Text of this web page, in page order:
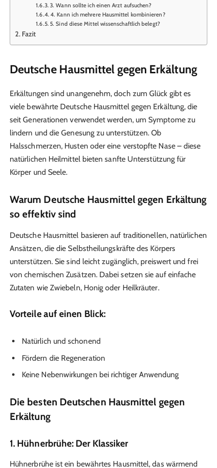
3. Wann sollte ich einen Arzt aufsuchen?
4. Kann ich mehrere Hausmittel kombinieren?
5. Sind diese Mittel wissenschaftlich belegt?
Fazit
Deutsche Hausmittel gegen Erkältung
Erkältungen sind unangenehm, doch zum Glück gibt es
viele bewährte Deutsche Hausmittel gegen Erkältung, die
seit Generationen verwendet werden, um Symptome zu
lindern und die Genesung zu unterstützen. Ob
Halsschmerzen, Husten oder eine verstopfte Nase – diese
natürlichen Heilmittel bieten sanfte Unterstützung für
Körper und Seele.
Warum Deutsche Hausmittel gegen Erkältung
so effektiv sind
Deutsche Hausmittel basieren auf traditionellen, natürlichen
Ansätzen, die die Selbstheilungskräfte des Körpers
unterstützen. Sie sind leicht zugänglich, preiswert und frei
von chemischen Zusätzen. Dabei setzen sie auf einfache
Zutaten wie Zwiebeln, Honig oder Heilkräuter.
Vorteile auf einen Blick:
Natürlich und schonend
Fördern die Regeneration
Keine Nebenwirkungen bei richtiger Anwendung
Die besten Deutschen Hausmittel gegen
Erkältung
1. Hühnerbrühe: Der Klassiker
Hühnerbrühe ist ein bewährtes Hausmittel, das wärmend